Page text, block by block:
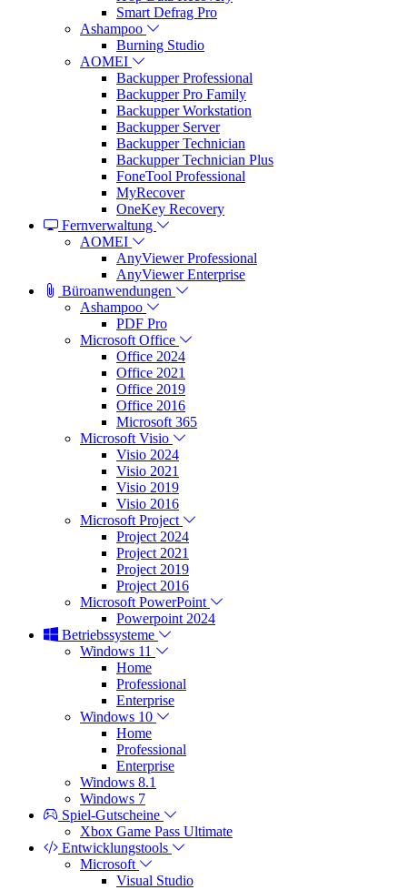
Smart Defrag Pro
Ashampoo
Burning Studio
AOMEI
Backupper Professional
Backupper Pro Family
Backupper Workstation
Backupper Server
Backupper Technician
Backupper Technician Plus
FoneTool Professional
MyRecover
OneKey Recovery
Fernverwaltung
AOMEI
AnyViewer Professional
AnyViewer Enterprise
Büroanwendungen
Ashampoo
PDF Pro
Microsoft Office
Office 2024
Office 2021
Office 2019
Office 2016
Microsoft 365
Microsoft Visio
Visio 2024
Visio 2021
Visio 2019
Visio 2016
Microsoft Project
Project 2024
Project 2021
Project 2019
Project 2016
Microsoft PowerPoint
Powerpoint 2024
Betriebssysteme
Windows 11
Home
Professional
Enterprise
Windows 10
Home
Professional
Enterprise
Windows 8.1
Windows 7
Spiel-Gutscheine
Xbox Game Pass Ultimate
Entwicklungstools
Microsoft
Visual Studio